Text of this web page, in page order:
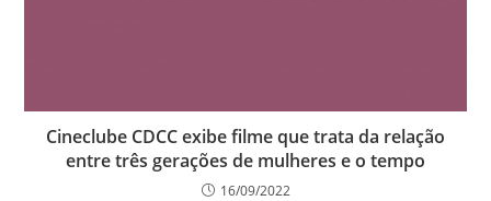
Cineclube CDCC exibe filme que trata da relação
entre três gerações de mulheres e o tempo
16/09/2022